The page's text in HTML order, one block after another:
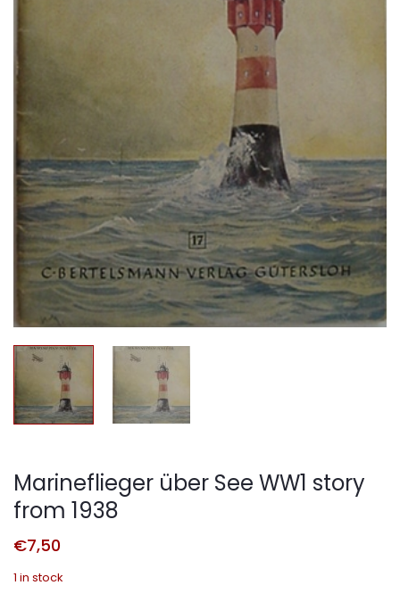
Marineflieger über See WW1 story
from 1938
€7,50
1 in stock